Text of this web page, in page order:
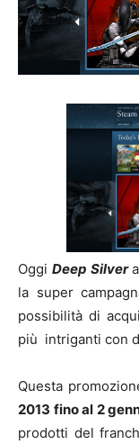
Oggi Deep Silver
la super
possibilità di
più intriganti con
Questa
2013 fino al 2
prodotti del